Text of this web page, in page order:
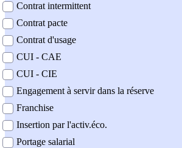
Contrat intermittent
Contrat pacte
Contrat d'usage
CUI - CAE
CUI - CIE
Engagement à servir dans la réserve
Franchise
Insertion par l'activ.éco.
Portage salarial